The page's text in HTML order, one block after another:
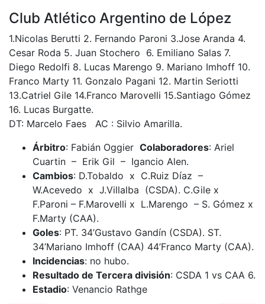
Club Atlético Argentino de López
1.Nicolas Berutti 2. Fernando Paroni 3.Jose Aranda 4.
Cesar Roda 5. Juan Stochero 6. Emiliano Salas 7.
Diego Redolfi 8. Lucas Marengo 9. Mariano Imhoff 10.
Franco Marty 11. Gonzalo Pagani 12. Martin Seriotti
13.Catriel Gile 14.Franco Marovelli 15.Santiago Gómez
16. Lucas Burgatte.
DT: Marcelo Faes AC : Silvio Amarilla.
Árbitro: Fabián Oggier Colaboradores: Ariel
Cuartin – Erik Gil – Igancio Alen.
Cambios: D.Tobaldo x C.Ruiz Díaz –
W.Acevedo x J.Villalba (CSDA). C.Gile x
F.Paroni – F.Marovelli x L.Marengo – S. Gómez x
F.Marty (CAA).
Goles: PT. 34’Gustavo Gandín (CSDA). ST.
34’Mariano Imhoff (CAA) 44’Franco Marty (CAA).
Incidencias: no hubo.
Resultado de Tercera división: CSDA 1 vs CAA 6.
Estadio: Venancio Rathge